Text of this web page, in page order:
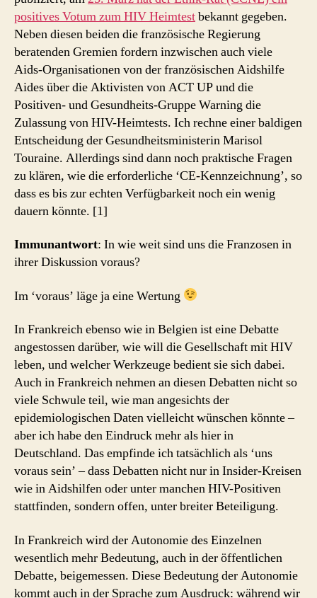
positives Votum zum HIV Heimtestbekannt gegeben.
Neben diesen beiden die französische Regierung
beratenden Gremien fordern inzwischen auch viele
Aids-Organisationen von der französischen Aidshilfe
Aides über die Aktivisten von ACT UP und die
Positiven- und Gesundheits-Gruppe Warning die
Zulassung von HIV-Heimtests. Ich rechne einer baldigen
Entscheidung der Gesundheitsministerin Marisol
Touraine. Allerdings sind dann noch praktische Fragen
zu klären, wie die erforderliche ‘CE-Kennzeichnung’, so
dass es bis zur echten Verfügbarkeit noch ein wenig
dauern könnte. [1]
Immunantwort: In wie weit sind uns die Franzosen in
ihrer Diskussion voraus?
Im ‘voraus’ läge ja eine Wertung
In Frankreich ebenso wie in Belgien ist eine Debatte
angestossen darüber, wie will die Gesellschaft mit HIV
leben, und welcher Werkzeuge bedient sie sich dabei.
Auch in Frankreich nehmen an diesen Debatten nicht so
viele Schwule teil, wie man angesichts der
epidemiologischen Daten vielleicht wünschen könnte –
aber ich habe den Eindruck mehr als hier in
Deutschland. Das empfinde ich tatsächlich als ‘uns
voraus sein’ – dass Debatten nicht nur in Insider-Kreisen
wie in Aidshilfen oder unter manchen HIV-Positiven
stattfinden, sondern offen, unter breiter Beteiligung.
In Frankreich wird der Autonomie des Einzelnen
wesentlich mehr Bedeutung, auch in der öffentlichen
Debatte, beigemessen. Diese Bedeutung der Autonomie
kommt auch in der Sprache zum Ausdruck: während wir